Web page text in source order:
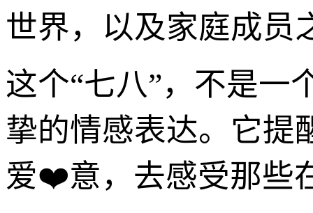
世界，以及家庭成员
这个“七八”，不是一
挚的情感表达。它提
爱❤️意，去感受那些